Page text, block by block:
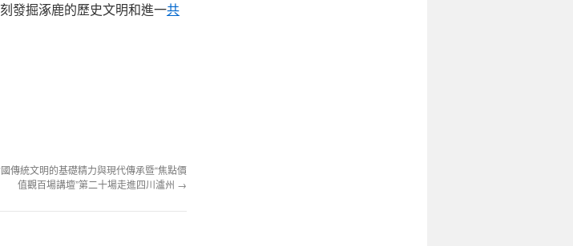
發掘涿鹿的歷史文明和進一共
傳統文明的基礎精力與現代傳承暨“焦點價
值觀百場講壇”第二十場走進四川瀘州 →